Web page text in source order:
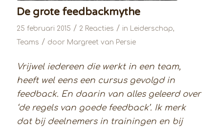
De grote feedbackmythe
25 februari 2015 / 2 Reacties / in Leiderschap,
Teams / door Margreet van Persie
Vrijwel iedereen die werkt in een team,
heeft wel eens een cursus gevolgd in
feedback. En daarin van alles geleerd over
‘de regels van goede feedback’. Ik merk
dat bij deelnemers in trainingen en bij